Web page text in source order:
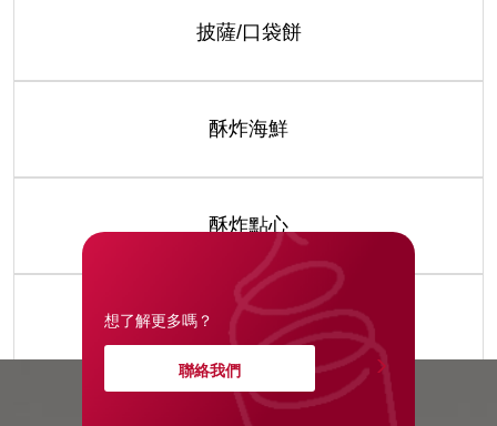
披薩/口袋餅
酥炸海鮮
酥炸點心
醬包/湯品
想了解更多嗎？
聯絡我們